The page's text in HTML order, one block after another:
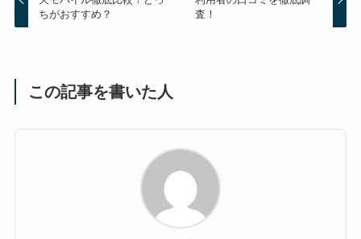
ちがおすすめ？
査！
この記事を書いた人